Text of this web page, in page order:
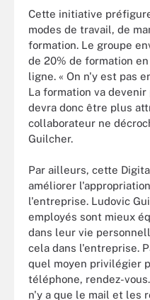
Cette initiative
modes de travail, de
formation. Le groupe
de 20% de formation
ligne. « On n'y est pas
La formation va
devra donc être plus
collaborateur ne
Guilcher.
Par ailleurs, cette
améliorer
l'entreprise. Ludovic
employés sont mieux
dans leur vie
cela dans l'entreprise.
quel moyen privilégier
téléphone, rendez-
n'y a que le mail et les